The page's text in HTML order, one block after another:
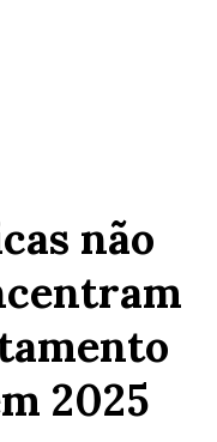
não
2025